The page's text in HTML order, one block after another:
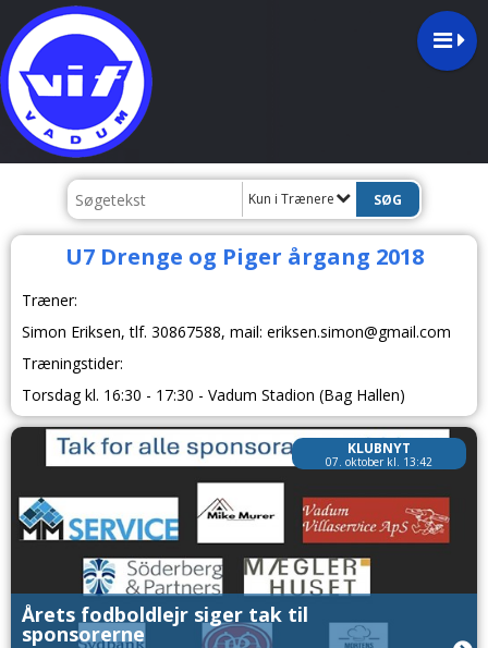
Kun i Trænere
U7 Drenge og Piger årgang 2018
Træner:
Simon Eriksen, tlf. 30867588, mail: eriksen.simon@gmail.com
Træningstider:
Torsdag kl. 16:30 - 17:30 - Vadum Stadion (Bag Hallen)
KLUBNYT
07. oktober kl. 13:42
Årets fodboldlejr siger tak til
sponsorerne